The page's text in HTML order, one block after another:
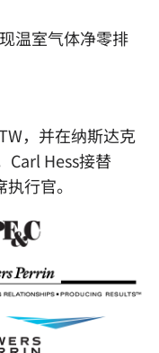
温室气体净零排
，并在纳斯达克
Carl Hess接替
行官。